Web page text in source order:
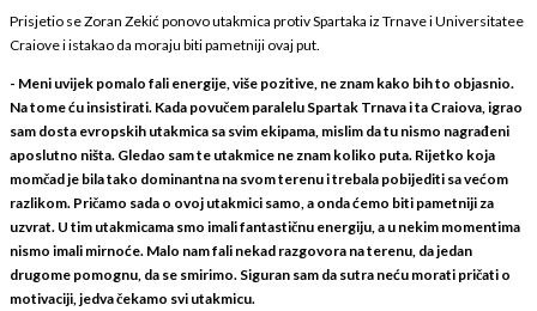
Prisjetio se Zoran Zekić ponovo utakmica protiv Spartaka iz Trnave i Universitatee
Craiove i istakao da moraju biti pametniji ovaj put.
- Meni uvijek pomalo fali energije, više pozitive, ne znam kako bih to objasnio.
Na tome ću insistirati. Kada povučem paralelu Spartak Trnava i ta Craiova, igrao
sam dosta evropskih utakmica sa svim ekipama, mislim da tu nismo nagrađeni
aposlutno ništa. Gledao sam te utakmice ne znam koliko puta. Rijetko koja
momčad je bila tako dominantna na svom terenu i trebala pobijediti sa većom
razlikom. Pričamo sada o ovoj utakmici samo, a onda ćemo biti pametniji za
uzvrat. U tim utakmicama smo imali fantastičnu energiju, a u nekim momentima
nismo imali mirnoće. Malo nam fali nekad razgovora na terenu, da jedan
drugome pomognu, da se smirimo. Siguran sam da sutra neću morati pričati o
motivaciji, jedva čekamo svi utakmicu.